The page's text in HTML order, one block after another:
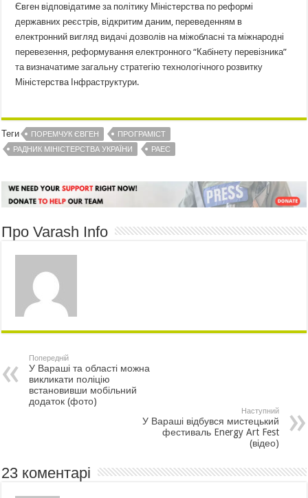
Євген відповідатиме за політику Міністерства по реформі
державних реєстрів, відкритим даним, переведенням в
електронний вигляд видачі дозволів на міжобласні та міжнародні
перевезення, реформування електронного “Кабінету перевізника”
та визначатиме загальну стратегію технологічного розвитку
Міністерства Інфраструктури.
Теги ПОРЕМЧУК ЄВГЕН
ПРОГРАМІСТ
РАДНИК МІНІСТЕРСТВА УКРАЇНИ
РАЕС
Про Varash Info
Попередній
У Вараші та області можна
викликати поліцію
встановивши мобільний
додаток (фото)
Наступний
У Вараші відбувся мистецький
фестиваль Energy Art Fest
(відео)
23 коментарі